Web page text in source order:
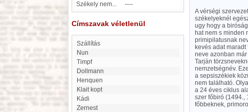
Székely nem...
----
Címszavak véletlenül
Szállítás
Nun
Timpf
Dollmann
Henquen
klait kopt
kádi
Zernest
A vérségi
székelyeknél
ugy hogy a
hat nem s minden
primipilatusnak
kevés adat
neve azonban
Tarján
nemzetségnév.
a sepsiszékiek
nem található.
a 24 éves ciklus
szer főbiró (1494.,
főbbeknek,